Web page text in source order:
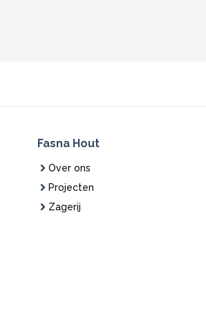
Fasna Hout
Over ons
Projecten
Zagerij